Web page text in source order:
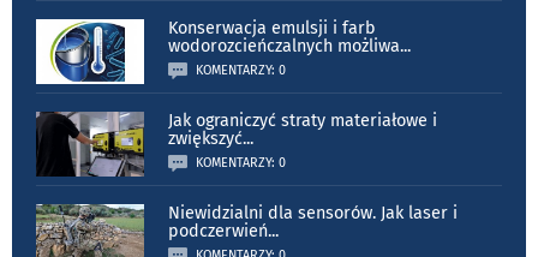
Konserwacja emulsji i farb
wodorozcieńczalnych możliwa...
KOMENTARZY: 0
Jak ograniczyć straty materiałowe i
zwiększyć...
KOMENTARZY: 0
Niewidzialni dla sensorów. Jak laser i
podczerwień...